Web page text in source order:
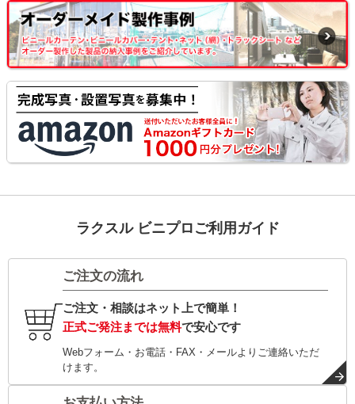
ラクスル ビニプロご利用ガイド
ご注文の流れ
ご注文・相談はネット上で簡単！
正式ご発注までは無料で安心です
Webフォーム・お電話・FAX・メールよりご連絡いただ
けます。